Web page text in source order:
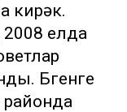
кирәк.
2008 елда
Бүгенге